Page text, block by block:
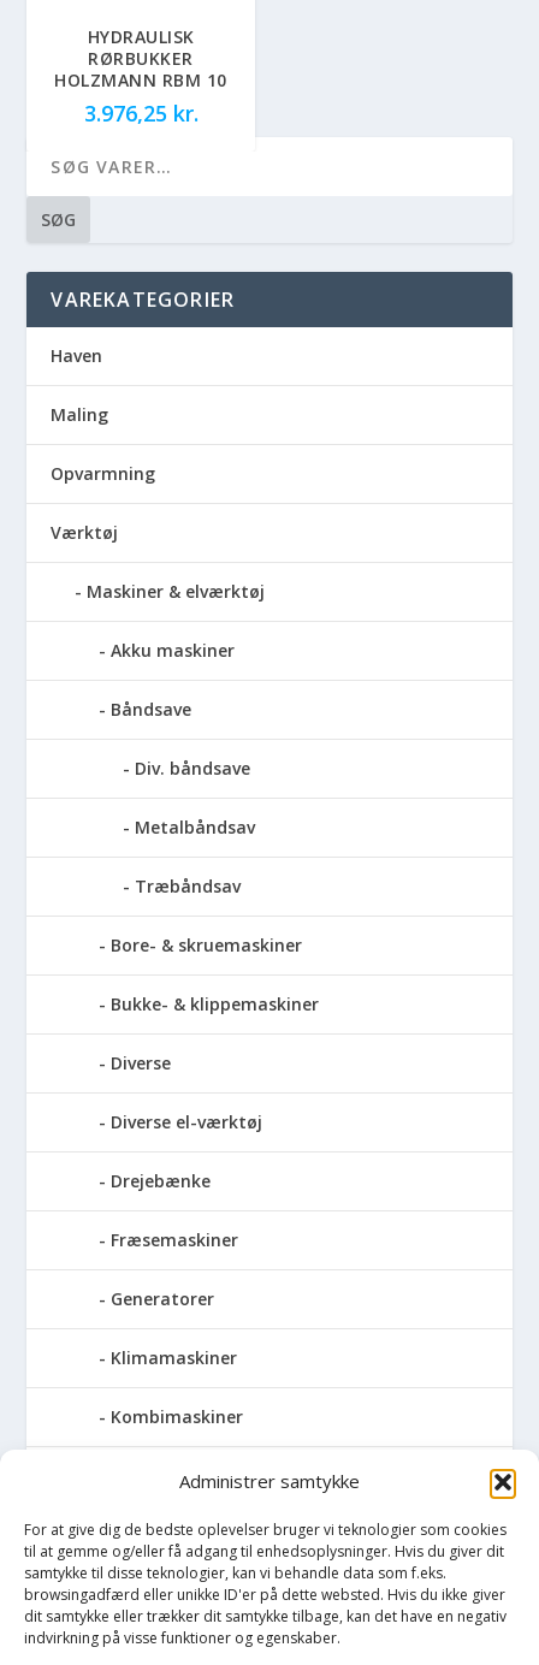
Administrer samtykke
For at give dig de bedste oplevelser bruger vi teknologier som cookies
til at gemme og/eller få adgang til enhedsoplysninger. Hvis du giver dit
samtykke til disse teknologier, kan vi behandle data som f.eks.
browsingadfærd eller unikke ID'er på dette websted. Hvis du ikke giver
dit samtykke eller trækker dit samtykke tilbage, kan det have en negativ
indvirkning på visse funktioner og egenskaber.
HYDRAULISK
RØRBUKKER
HOLZMANN RBM 10
3.976,25 kr.
SØG
VAREKATEGORIER
Haven
Maling
Opvarmning
Værktøj
Maskiner & elværktøj
Akku maskiner
Båndsave
Div. båndsave
Metalbåndsav
Træbåndsav
Bore- & skruemaskiner
Bukke- & klippemaskiner
Diverse
Diverse el-værktøj
Drejebænke
Fræsemaskiner
Generatorer
Klimamaskiner
Kombimaskiner
Kompressor
Pressemaskiner
Save